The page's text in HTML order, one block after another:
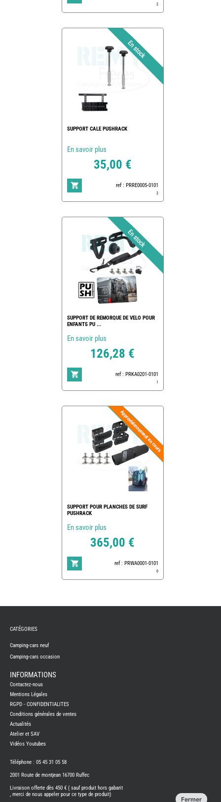
2
SUPPORT CALE PUSHRACK
En savoir plus
35,00 €
ref : PRRE0005-0101
2
SUPPORT DE REMORQUE DE VELO POUR
ENFANTS PU ...
En savoir plus
126,28 €
ref : PRKA0201-0101
1
SUPPORT POUR PLANCHES DE SURF
PUSHRACK
En savoir plus
365,00 €
ref : PRWA0001-0101
0
CAMPING-
NEUFS
CAMPING-
CAMPING-
BENIMAR
CAMPING-
CARADO
CAMPING-
ITINEO
CAMPING-
OCCASION
CATÉGORIES
Camping-cars neuf
Camping-cars occasion
INFORMATIONS
Contactez-nous
Mentions Légales
RGPD - CONFIDENTIALITES
Conditions générales de ventes
Actualités
Atelier et SAV
Vidéos Youtubes
Téléphone : 05 45 31 05 58
2001 Route de montjean 16700 Ruffec
Livraison offerte dès 450 € ( sauf produit hors gabarit
, merci de nous appeler pour ce type de produit)